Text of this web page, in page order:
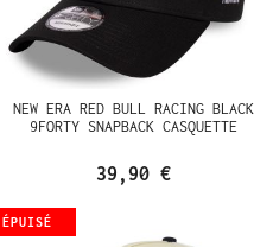
NEW ERA RED BULL RACING BLACK
9FORTY SNAPBACK CASQUETTE
39,90 €
ÉPUISÉ